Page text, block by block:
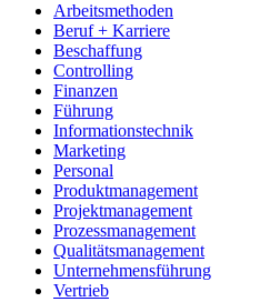
Arbeitsmethoden
Beruf + Karriere
Beschaffung
Controlling
Finanzen
Führung
Informationstechnik
Marketing
Personal
Produktmanagement
Projektmanagement
Prozessmanagement
Qualitätsmanagement
Unternehmensführung
Vertrieb